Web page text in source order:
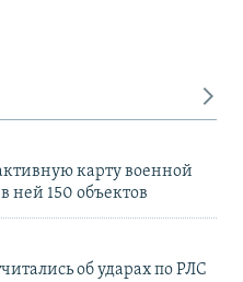
карту военной
ней 150 объектов
об ударах по РЛС